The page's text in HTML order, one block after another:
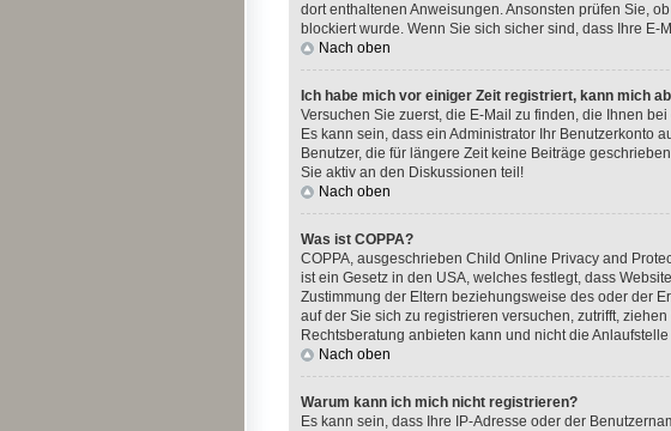
dort enthaltenen Anweisungen. Ansonsten prüfen Sie,
blockiert wurde. Wenn Sie sich sicher sind, dass Ihre
Nach oben
Ich habe mich vor einiger Zeit registriert, kann mich
Versuchen Sie zuerst, die E-Mail zu finden, die Ihnen
Es kann sein, dass ein Administrator Ihr Benutzerkonto
Benutzer, die für längere Zeit keine Beiträge
Sie aktiv an den Diskussionen teil!
Nach oben
Was ist COPPA?
COPPA, ausgeschrieben Child Online Privacy and
ist ein Gesetz in den USA, welches festlegt, dass
Zustimmung der Eltern beziehungsweise des oder der
auf der Sie sich zu registrieren versuchen, zutrifft,
Rechtsberatung anbieten kann und nicht die
Nach oben
Warum kann ich mich nicht registrieren?
Es kann sein, dass Ihre IP-Adresse oder der